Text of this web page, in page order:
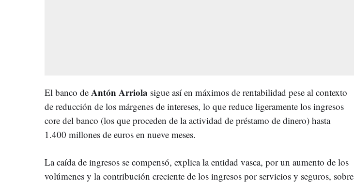
El banco de Antón Arriola sigue así en máximos de rentabilidad pese al contexto
de reducción de los márgenes de intereses, lo que reduce ligeramente los ingresos
core del banco (los que proceden de la actividad de préstamo de dinero) hasta
1.400 millones de euros en nueve meses.
La caída de ingresos se compensó, explica la entidad vasca, por un aumento de los
volúmenes y la contribución creciente de los ingresos por servicios y seguros, sobre